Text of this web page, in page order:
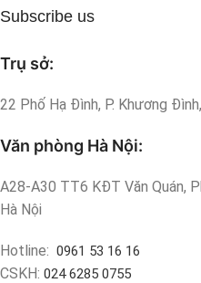
Subscribe us
Trụ sở:
22 Phố Hạ Đình, P. Khương
Văn phòng Hà Nội:
A28-A30 TT6 KĐT Văn Quán,
Hà Nội
Hotline: 0961 53 16 16
CSKH: 024 6285 0755